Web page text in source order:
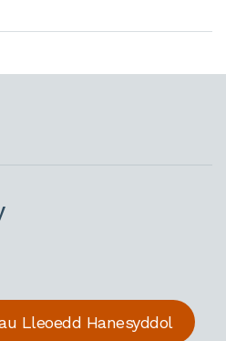
Lleoedd Hanesyddol